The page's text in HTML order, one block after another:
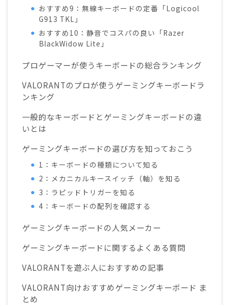
おすすめ9：無線キーボードの定番「Logicool
G913 TKL」
おすすめ10：静音でコスパの良い「Razer
BlackWidow Lite」
プロゲーマーが使うキーボードの総合ランキング
VALORANTのプロが使うゲーミングキーボードラ
ンキング
一般的なキーボードとゲーミングキーボードの違
いとは
ゲーミングキーボードの選び方を知っておこう
1：キーボードの種類について知る
2：メカニカルキースイッチ（軸）を知る
3：ラピッドトリガーを知る
4：キーボードの配列を確認する
ゲーミングキーボードの人気メーカー
ゲーミングキーボードに関するよくある質問
VALORANTを遊ぶ人におすすめの記事
VALORANT向けおすすめゲーミングキーボード ま
とめ